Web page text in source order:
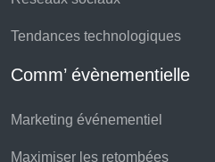
Tendances technologiques
Comm’ évènementielle
Marketing événementiel
Maximiser les retombées